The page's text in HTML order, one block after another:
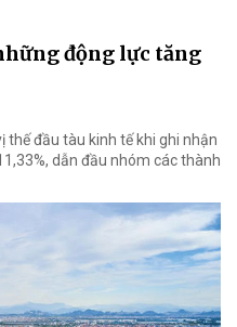
động lực tăng
thế đầu tàu kinh tế khi ghi nhận
dẫn đầu nhóm các thành